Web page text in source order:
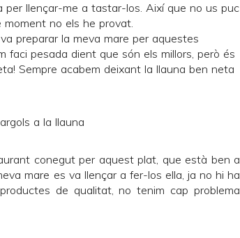
per llençar-me a tastar-los. Així que no us puc
moment no els he provat.
preparar la meva mare per aquestes
faci pesada dient que són els millors, però és
Sempre acabem deixant la llauna ben neta
conegut per aquest plat, que està ben a
mare es va llençar a fer-los ella, ja no hi ha
de qualitat, no tenim cap problema